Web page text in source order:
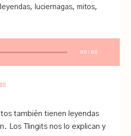
leyendas, luciernagas,mitos,
00:00
también tienen leyendas
Los Tlingits nos lo explican y